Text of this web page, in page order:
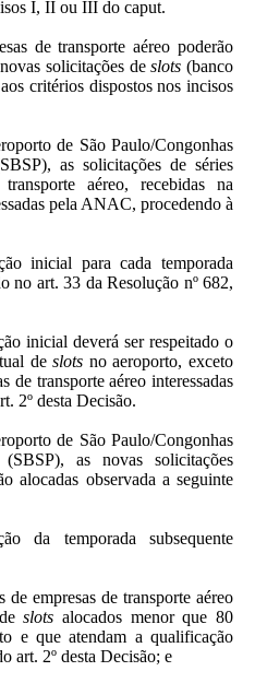
I, II ou III do caput.
de transporte aéreo poderão
solicitações deslots (banco
critérios dispostos nos incisos
de São Paulo/Congonhas
as solicitações de séries
aéreo, recebidas na
pela ANAC, procedendo à
inicial para cada temporada
no art. 33 da Resolução nº 682,
inicial deverá ser respeitado o
deslots no aeroporto, exceto
de transporte aéreo interessadas
2º desta Decisão.
de São Paulo/Congonhas
as novas solicitações
alocadas observada a seguinte
da temporada subsequente
de empresas de transporte aéreo
deslots alocados menor que 80
e que atendam a qualificação
art. 2º desta Decisão; e